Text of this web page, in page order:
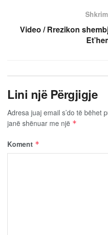
Video / Rrezikon
Lini një Përgjigje
Adresa juaj email s’do të bëhet
janë shënuar me një *
Koment *